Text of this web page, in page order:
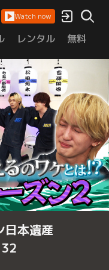
Watch now
レンタル 無料
本遺産